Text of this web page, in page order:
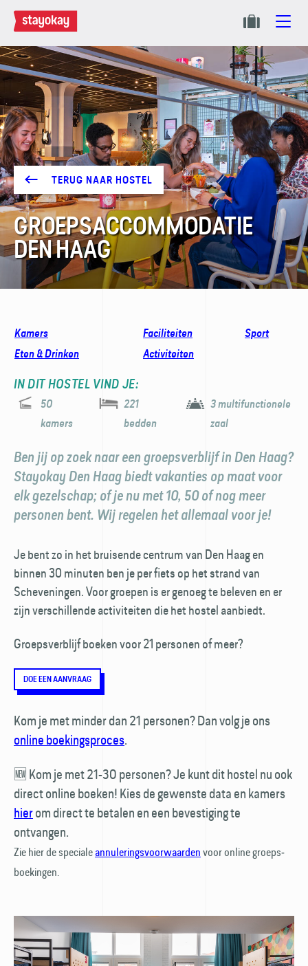
TERUG NAAR HOSTEL
GROEPS­ACCOMMODATIE
DEN HAAG
Kamers Faciliteiten
Sport
Eten & Drinken
Activiteiten
IN DIT HOSTEL VIND JE:
50
kamers
221
bedden
3 multifunctionele
zaal
Ben jij op zoek naar een groepsverblijf in Den Haag?
Stayokay Den Haag biedt vakanties op maat voor
elk gezelschap; of je nu met 10, 50 of nog meer
personen bent. Wij regelen het allemaal voor je!
Je bent zo in het bruisende centrum van Den Haag en
binnen 30 minuten ben je per fiets op het strand van
Scheveningen. Voor groepen is er genoeg te beleven en er
zijn verschillende activiteiten die het hostel aanbiedt.
Groepsverblijf boeken voor 21 personen of meer?
DOE EEN AANVRAAG
Kom je met minder dan 21 personen? Dan volg je ons
online boekings­proces.
🆕 Kom je met 21-30 personen? Je kunt dit hostel nu ook
direct online boeken! Kies de gewenste data en kamers
hierom direct te betalen en een bevestiging te
ontvangen.
Zie hier de specialeannulerings­voorwaardenvoor online groeps­
boekingen.